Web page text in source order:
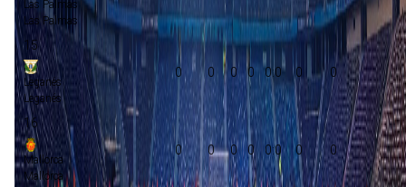
Las Palmas
Las Palmas
15
Leganés
Leganés
0 0 0 0 0:0 0 0
16
Mallorca
Mallorca
0 0 0 0 0:0 0 0